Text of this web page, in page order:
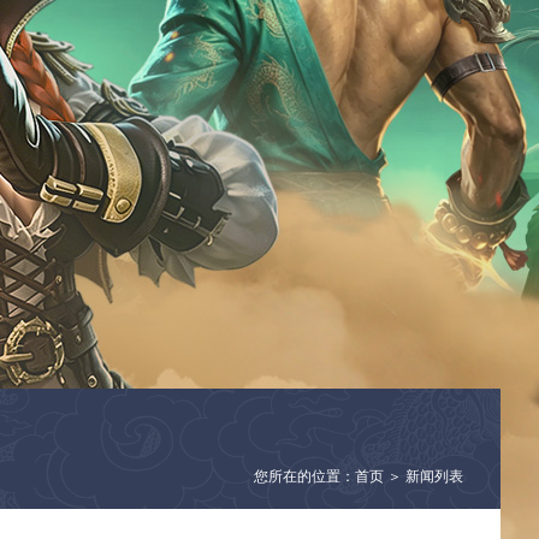
您所在的位置：首页 ＞ 新闻列表